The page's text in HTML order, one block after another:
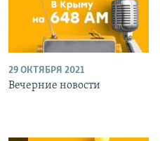
29 ОКТЯБРЯ 2021
Вечерние новости